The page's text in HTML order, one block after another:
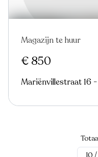
Magazijn te huur
€ 850
Mariënvillestraat 16